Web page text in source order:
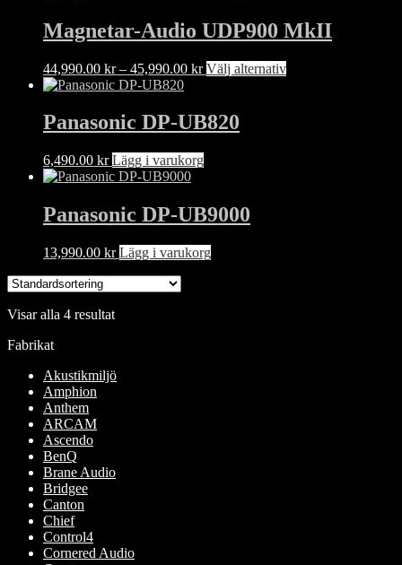
24,990.00 kr
har
flera
De
Magnetar-Audio UDP900 MkII
44,990.00 kr – 45,990.00 krPrisintervall:
45,990.00 kr
Välj alternativDen
Panasonic DP-UB820
6,490.00 kr Lägg i varukorg
Panasonic DP-UB9000
13,990.00 kr Lägg i varukorg
Visar alla 4 resultat
Fabrikat
Akustikmiljö
Amphion
Anthem
ARCAM
Ascendo
BenQ
Brane Audio
Bridgee
Canton
Chief
Control4
Cornered Audio